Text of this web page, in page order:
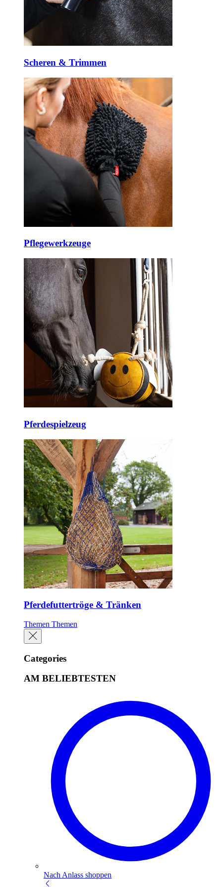
Scheren & Trimmen
Pflegewerkzeuge
Pferdespielzeug
Pferdefuttertröge & Tränken
Themen Themen
Categories
AM BELIEBTESTEN
Nach Anlass shoppen